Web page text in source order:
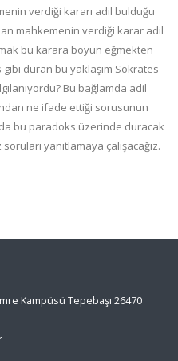
verdiği kararı adil bulduğu
mahkemenin verdiği karar adil
bu karara boyun eğmekten
duran bu yaklaşım Sokrates
Bu bağlamda adil
ne ifade ettiği sorusunun
bu paradoks üzerinde duracak
yanıtlamaya çalışacağız.
Kampüsü Tepebaşı 26470